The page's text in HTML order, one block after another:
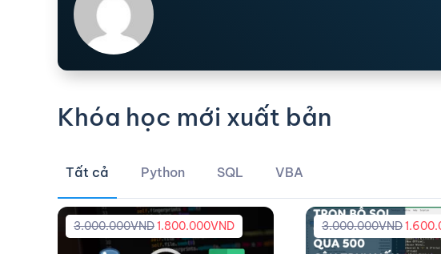
Khóa học mới xuất bản
Tất cả Python SQL VBA
3.000.000VND1.800.000VND 3.000.000VND